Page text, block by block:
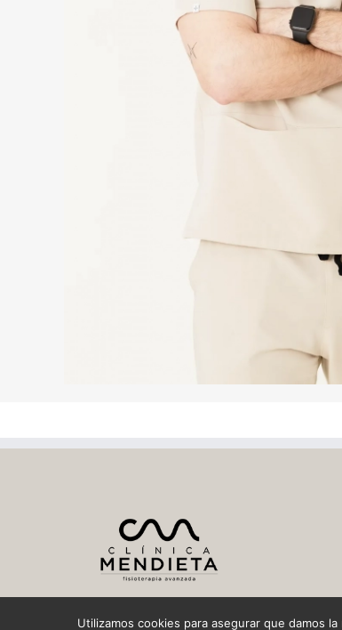
Utilizamos cookies para asegurar que damos